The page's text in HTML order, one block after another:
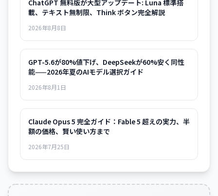
ChatGPT 無料版が大型アップデート: Luna 標準搭
載、テキスト無制限、Think ボタン完全解説
2026年8月8日
GPT-5.6が80%値下げ、DeepSeekが60%安く同性
能——2026年夏のAIモデル選択ガイド
2026年8月1日
Claude Opus 5 完全ガイド：Fable 5 超えの実力、半
額の価格、賢い使い方まで
2026年7月25日